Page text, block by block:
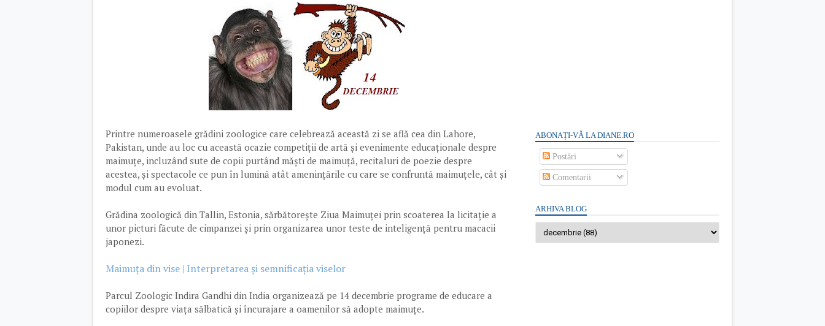
Printre numeroasele grădini zoologice care celebrează această zi se află cea din Lahore,
Pakistan, unde au loc cu această ocazie competiții de artă și evenimente educaționale despre
maimuțe, incluzând sute de copii purtând măști de maimuță, recitaluri de poezie despre
acestea, și spectacole ce pun în lumină atât amenințările cu care se confruntă maimuțele, cât și
modul cum au evoluat.
Grădina zoologică din Tallin, Estonia, sărbătorește Ziua Maimuței prin scoaterea la licitație a
unor picturi făcute de cimpanzei și prin organizarea unor teste de inteligență pentru macacii
japonezi.
Maimuța din vise | Interpretarea și semnificația viselor
Parcul Zoologic Indira Gandhi din India organizează pe 14 decembrie programe de educare a
copiilor despre viața sălbatică și încurajare a oamenilor să adopte maimuțe.
ABONAȚI-VĂ LA DIANE.RO
Postări
Comentarii
ARHIVA BLOG